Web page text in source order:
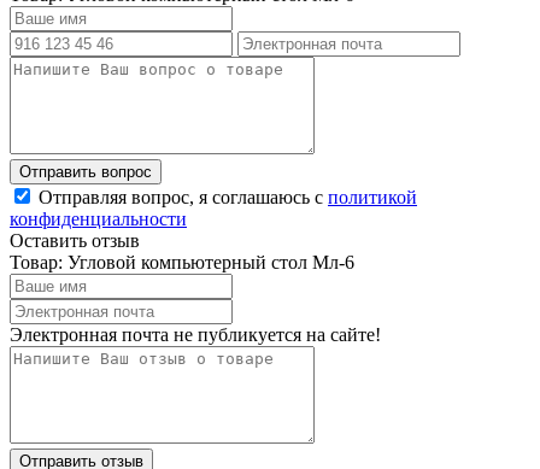
Отправляя вопрос, я соглашаюсь с политикой
конфиденциальности
Оставить отзыв
Товар: Угловой компьютерный стол Мл-6
Электронная почта не публикуется на сайте!